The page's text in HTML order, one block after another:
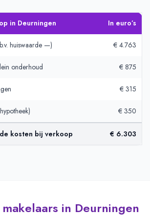
in Deurningen In euro’s
huiswaarde —) € 4.763
onderhoud € 875
€ 315
€ 350
kosten bij verkoop € 6.303
in Deurningen